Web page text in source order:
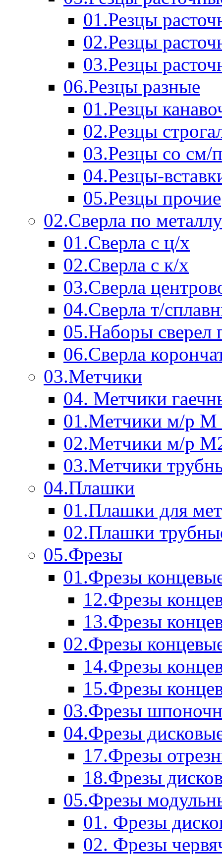
01.Резцы
02.Резцы
03.Резцы
06.Резцы разные
01.Резцы
02.Резцы
03.Резцы со см/
04.Резцы-
05.Резцы прочие
02.Сверла по металлу
01.Сверла с ц/х
02.Сверла с к/х
03.Сверла
04.Сверла т/
05.Наборы сверел
06.Сверла
03.Метчики
04. Метчики
01.Метчики м/р М
02.Метчики м/р
03.Метчики
04.Плашки
01.Плашки для
02.Плашки
05.Фрезы
01.Фрезы
12.Фрезы
13.Фрезы
02.Фрезы
14.Фрезы
15.Фрезы
03.Фрезы
04.Фрезы
17.Фрезы
18.Фрезы
05.Фрезы
01. Фрезы
02. Фрезы